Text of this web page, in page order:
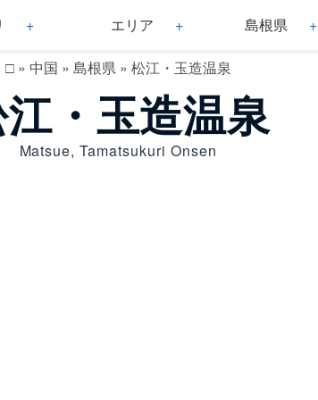
エリア 島根県
□» 中国 » 島根県» 松江・玉造温泉
・玉造温泉
Matsue, Tamatsukuri Onsen